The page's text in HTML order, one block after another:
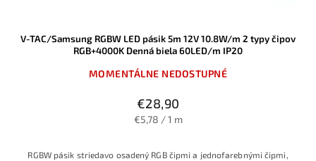
V-TAC/Samsung RGBW LED pásik 5m 12V 10.8W/m 2 typy čipov
RGB+4000K Denná biela 60LED/m IP20
MOMENTÁLNE NEDOSTUPNÉ
€28,90
€5,78 / 1 m
RGBW pásik striedavo osadený RGB čipmi a jednofarebnými čipmi,